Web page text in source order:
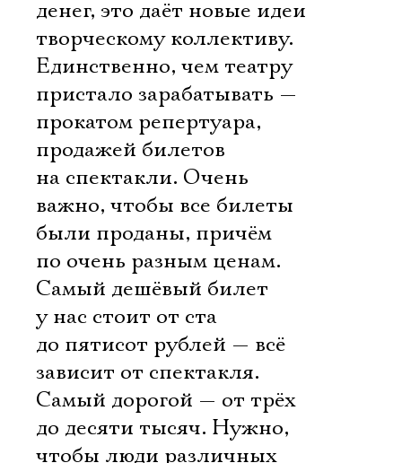
денег, это даёт новые идеи
творческому коллективу.
Единственно, чем театру
пристало зарабатывать —
прокатом репертуара,
продажей билетов
на спектакли. Очень
важно, чтобы все билеты
были проданы, причём
по очень разным ценам.
Самый дешёвый билет
у нас стоит от ста
до пятисот рублей — всё
зависит от спектакля.
Самый дорогой — от трёх
до десяти тысяч. Нужно,
чтобы люди различных